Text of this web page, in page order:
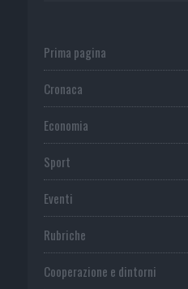
Prima pagina
Cronaca
Economia
Sport
Eventi
Rubriche
Cooperazione e dintorni